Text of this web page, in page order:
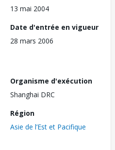
13 mai 2004
Date d'entrée en vigueur
28 mars 2006
Organisme d'exécution
Shanghai DRC
Région
Asie de l’Est et Pacifique